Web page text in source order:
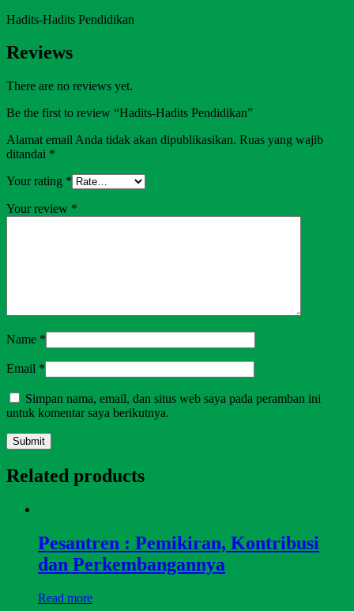
Hadits-Hadits Pendidikan
Reviews
There are no reviews yet.
Be the first to review “Hadits-Hadits Pendidikan”
Alamat email Anda tidak akan dipublikasikan. Ruas yang wajib
ditandai *
Your rating *
Your review *
Name *
Email *
Simpan nama, email, dan situs web saya pada peramban ini
untuk komentar saya berikutnya.
Related products
Pesantren : Pemikiran, Kontribusi
dan Perkembangannya
Read more